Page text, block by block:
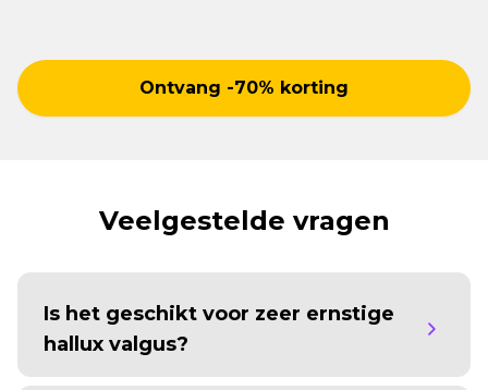
Ontvang -70% korting
Veelgestelde vragen
Is het geschikt voor zeer ernstige
hallux valgus?